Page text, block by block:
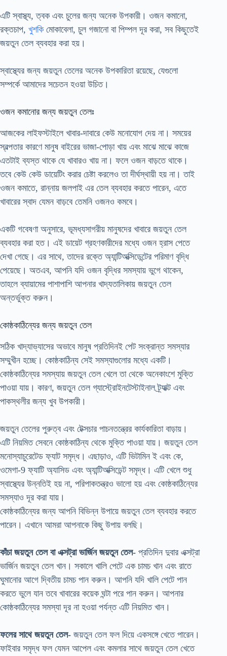
এটি স্বাস্থ্য, ত্বক এবং চুলের জন্য অনেক উপকারী। ওজন কমানো,
রক্তচাপ, খুশকিমোকাবেলা, চুল গজানো বা পিম্পল দূর করা, সব কিছুতেই
জয়তুন তেল ব্যবহার করা হয়।
স্বাস্থ্যের জন্য জয়তুন তেলের অনেক উপকারিতা রয়েছে, যেগুলো
সম্পর্কে আমাদের সচেতন হওয়া উচিত।
ওজন কমানোর জন্য জয়তুন তেলঃ
আজকের লাইফস্টাইলে খাবার-দাবারে কেউ মনোযোগ দেয় না। সময়ের
স্বল্পতার কারণে মানুষ বাইরের ভাজা-পোড়া খায় এবং মাঝে মাঝে কাজে
এতটাই ব্যস্ত থাকে যে খাবারও খায় না। ফলে ওজন বাড়তে থাকে।
তবে কেউ কেউ ডায়েটিং করার চেষ্টা করলেও তা দীর্ঘস্থায়ী হয় না। তাই
ওজন কমাতে, রান্নায় জলপাই এর তেল ব্যবহার করতে পারেন, এতে
খাবারের স্বাদ যেমন বাড়বে তেমনি ওজনও কমবে।
একটি গবেষণা অনুসারে, ভূমধ্যসাগরীয় মানুষদের খাবারে জয়তুন তেল
ব্যবহার করা হত। এই ডায়েট গ্রহণকারীদের মধ্যে ওজন হ্রাস পেতে
দেখা গেছে। এর সাথে, তাদের রক্তে অ্যান্টিঅক্সিডেন্টের পরিমাণ বৃদ্ধি
পেয়েছে। অতএব, আপনি যদি ওজন বৃদ্ধির সমস্যায় ভুগে থাকেন,
তাহলে ব্যায়ামের পাশাপাশি আপনার খাদ্যতালিকায় জয়তুন তেল
অন্তর্ভুক্ত করুন।
কোষ্ঠকাঠিন্যের জন্য জয়তুন তেল
সঠিক খাদ্যাভ্যাসের অভাবে মানুষ প্রতিদিনই পেট সংক্রান্ত সমস্যার
সম্মুখীন হচ্ছে। কোষ্ঠকাঠিন্য সেই সমস্যাগুলোর মধ্যে একটি।
কোষ্ঠকাঠিন্যের সমস্যায় জয়তুন তেল খেলে তা থেকে অনেকাংশে মুক্তি
পাওয়া যায়। কারণ, জয়তুন তেল গ্যাস্ট্রোইনটেস্টাইনাল ট্র্যাক্ট এবং
পাকস্থলীর জন্য খুব উপকারী।
জয়তুন তেলের পুরুত্ব এবং টেক্সচার পাচনতন্ত্রের কার্যকারিতা বাড়ায়।
এটি নিয়মিত সেবনে কোষ্ঠকাঠিন্য থেকে মুক্তি পাওয়া যায়। জয়তুন তেল
মনোস্যাচুরেটেড ফ্যাট সমৃদ্ধ। এছাড়াও, এটি ভিটামিন ই এবং কে,
ওমেগা-9 ফ্যাটি অ্যাসিড এবং অ্যান্টিঅক্সিডেন্ট সমৃদ্ধ। এটি খেলে শুধু
স্বাস্থ্যের উন্নতিই হয় না, পরিপাকতন্ত্রও ভালো হয় এবং কোষ্ঠকাঠিন্যের
সমস্যাও দূর করা যায়।
কোষ্ঠকাঠিন্যের জন্য আপনি বিভিন্ন উপায়ে জয়তুন তেল ব্যবহার করতে
পারেন। এখানে আমরা আপনাকে কিছু উপায় বলছি।
কাঁচা জয়তুন তেল বা এক্সট্রা ভার্জিন জয়তুন তেল- প্রতিদিন দুবার এক্সট্রা
ভার্জিন জয়তুন তেল খান। সকালে খালি পেটে এক চামচ খান এবং রাতে
ঘুমানোর আগে দ্বিতীয় চামচ পান করুন। আপনি যদি খালি পেটে পান
করতে ভুলে যান তবে খাবারের কয়েক ঘন্টা পরে পান করুন। আপনার
কোষ্ঠকাঠিন্যের সমস্যা দূর না হওয়া পর্যন্ত এটি নিয়মিত খান।
ফলের সাথে জয়তুন তেল- জয়তুন তেল ফল দিয়ে একসঙ্গে খেতে পারেন।
ফাইবার সমৃদ্ধ ফল যেমন আপেল এবং কমলার সাথে জয়তুন তেল খেতে